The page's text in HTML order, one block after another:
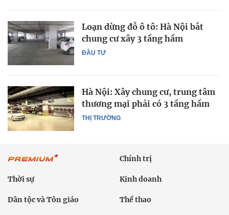
ĐẦU TƯ
Loạn dừng đỗ ô tô: Hà Nội bắt
chung cư xây 3 tầng hầm
THỊ TRƯỜNG
Hà Nội: Xây chung cư, trung tâm
thương mại phải có 3 tầng hầm
Chính trị
Thời sự Kinh doanh
Dân tộc và Tôn giáo Thể thao